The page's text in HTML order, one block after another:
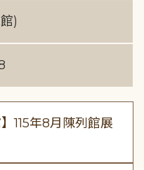
)
115年8月陳列館展